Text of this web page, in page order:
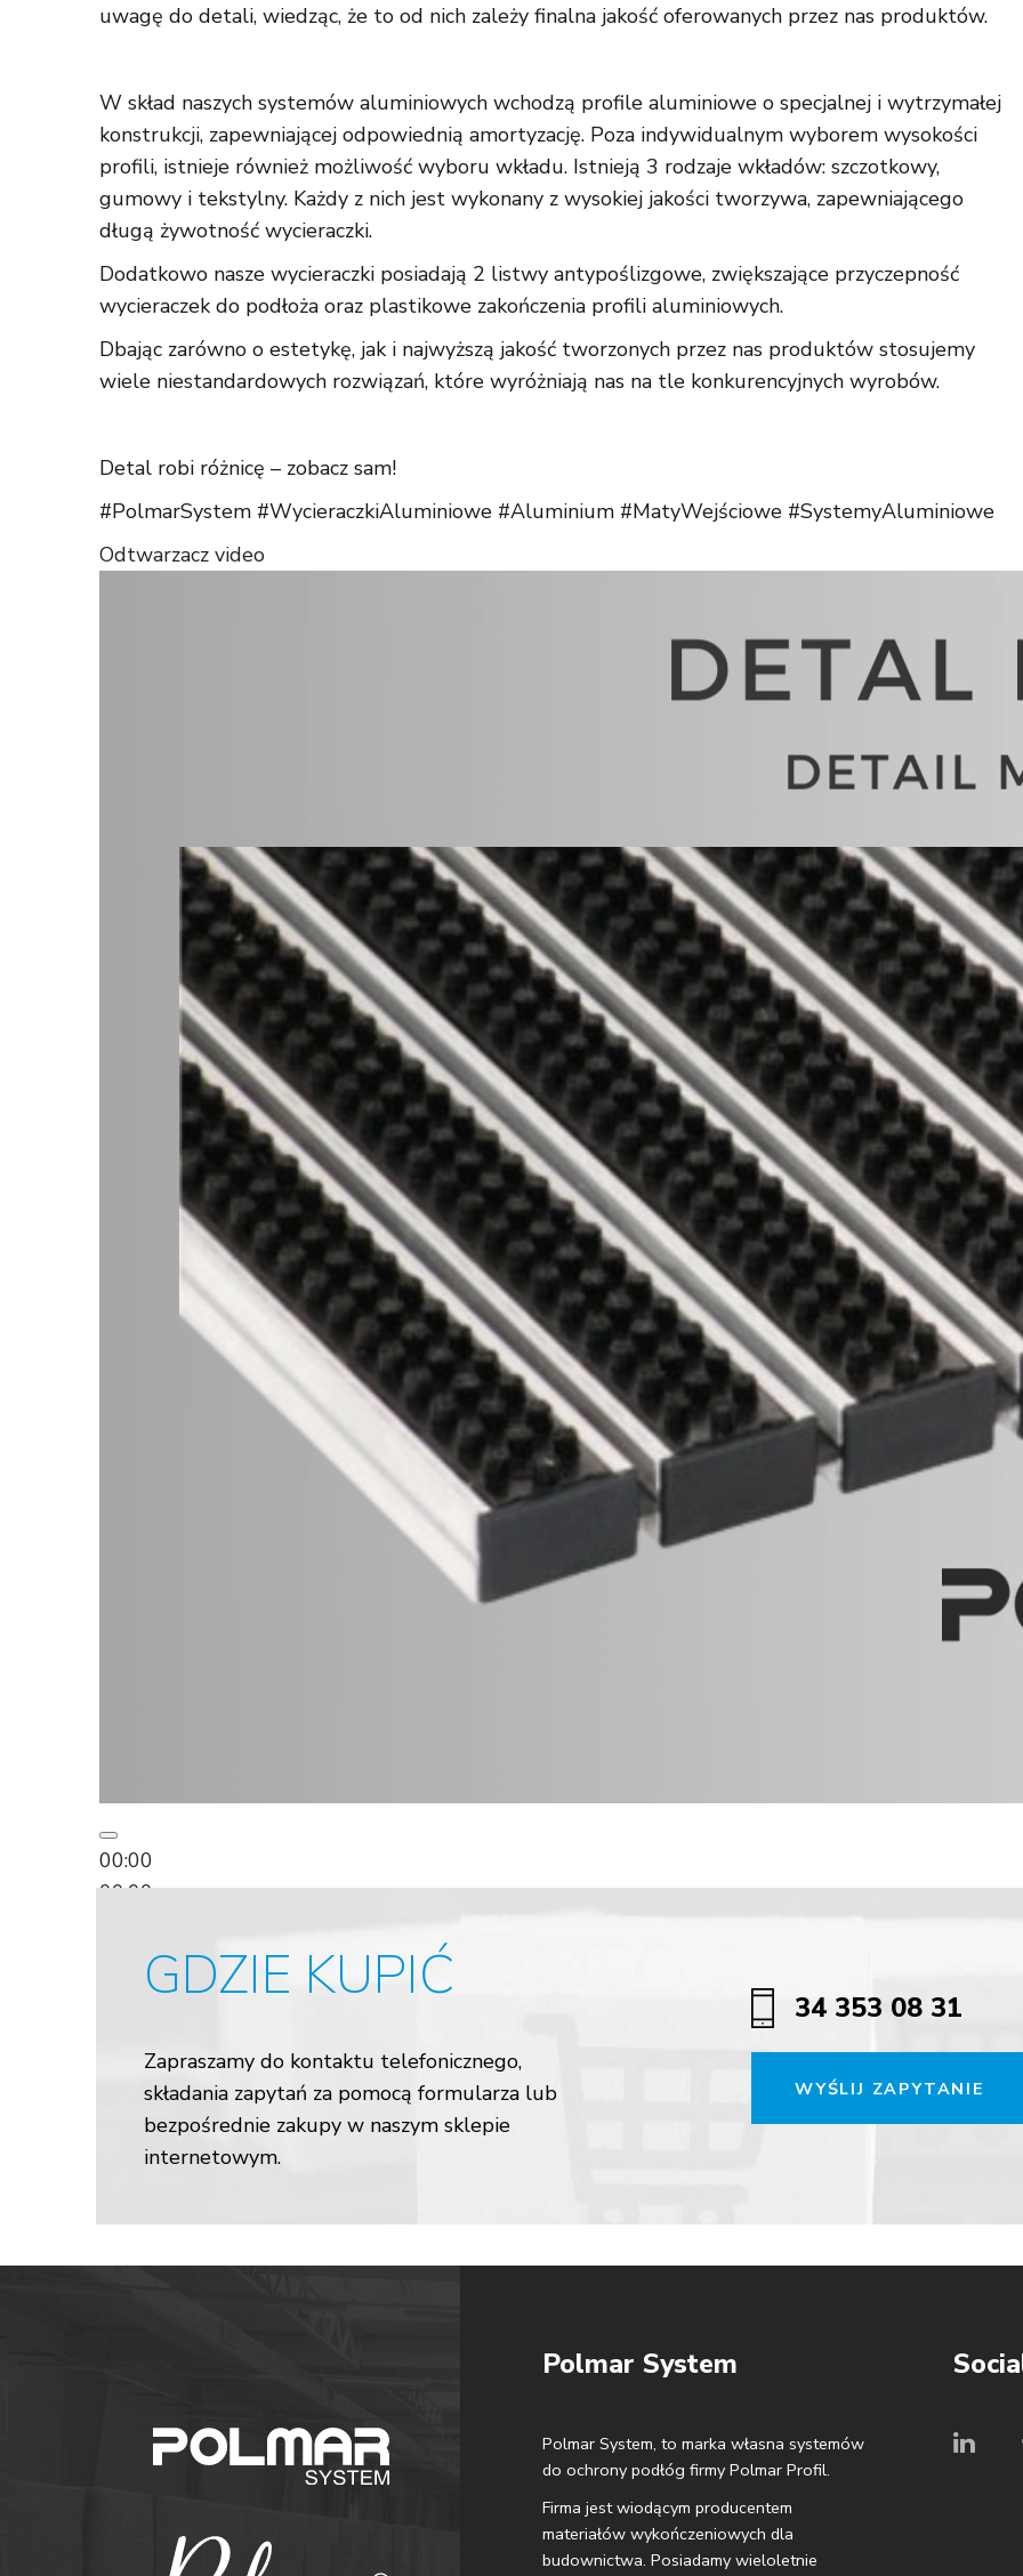
uwagę do detali, wiedząc, że to od nich zależy finalna jakość oferowanych przez nas produktów.
W skład naszych systemów aluminiowych wchodzą profile aluminiowe o specjalnej i wytrzymałej
konstrukcji, zapewniającej odpowiednią amortyzację. Poza indywidualnym wyborem wysokości
profili, istnieje również możliwość wyboru wkładu. Istnieją 3 rodzaje wkładów: szczotkowy,
gumowy i tekstylny. Każdy z nich jest wykonany z wysokiej jakości tworzywa, zapewniającego
długą żywotność wycieraczki.
Dodatkowo nasze wycieraczki posiadają 2 listwy antypoślizgowe, zwiększające przyczepność
wycieraczek do podłoża oraz plastikowe zakończenia profili aluminiowych.
Dbając zarówno o estetykę, jak i najwyższą jakość tworzonych przez nas produktów stosujemy
wiele niestandardowych rozwiązań, które wyróżniają nas na tle konkurencyjnych wyrobów.
Detal robi różnicę – zobacz sam!
#PolmarSystem #WycieraczkiAluminiowe #Aluminium #MatyWejściowe #SystemyAluminiowe
Odtwarzacz video
00:00
00:00
Używaj strzałek do góry oraz do dołu aby zwiększyć lub zmniejszyć głośność.
GDZIE KUPIĆ
Zapraszamy do kontaktu telefonicznego,
składania zapytań za pomocą formularza lub
bezpośrednie zakupy w naszym sklepie
internetowym.
34 353 08 31
WYŚLIJ ZAPYTANIE
Polmar System
Polmar System, to marka własna systemów
do ochrony podłóg firmy Polmar Profil.
Firma jest wiodącym producentem
materiałów wykończeniowych dla
budownictwa. Posiadamy wieloletnie